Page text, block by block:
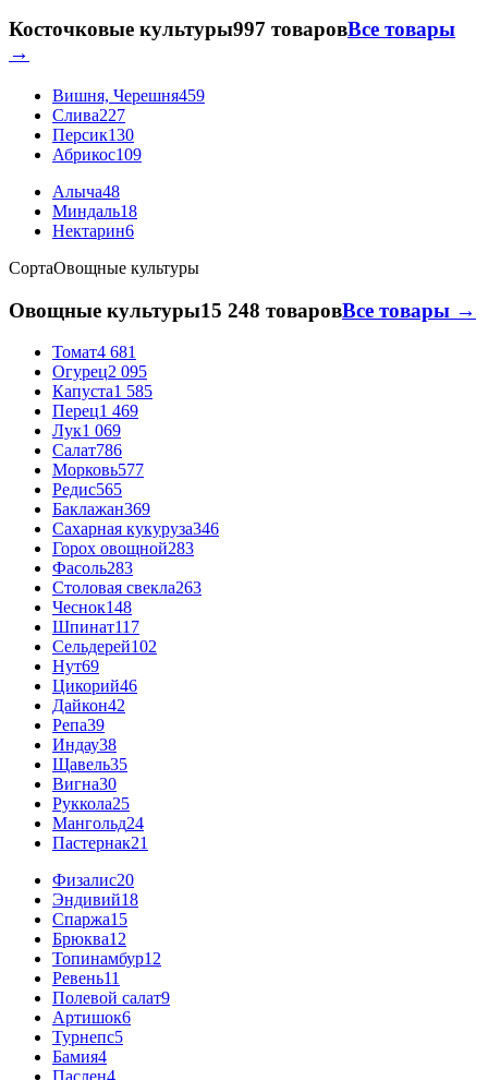
Косточковые культуры997 товаровВсе товары
→
Вишня, Черешня459
Слива227
Персик130
Абрикос109
Алыча48
Миндаль18
Нектарин6
СортаОвощные культуры
Овощные культуры15 248 товаровВсе товары →
Томат4 681
Огурец2 095
Капуста1 585
Перец1 469
Лук1 069
Салат786
Морковь577
Редис565
Баклажан369
Сахарная кукуруза346
Горох овощной283
Фасоль283
Столовая свекла263
Чеснок148
Шпинат117
Сельдерей102
Нут69
Цикорий46
Дайкон42
Репа39
Индау38
Щавель35
Вигна30
Руккола25
Мангольд24
Пастернак21
Физалис20
Эндивий18
Спаржа15
Брюква12
Топинамбур12
Ревень11
Полевой салат9
Артишок6
Турнепс5
Бамия4